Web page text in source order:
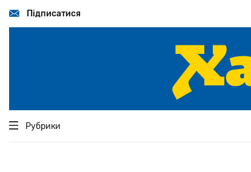
основногоПідписатися
Рубрики